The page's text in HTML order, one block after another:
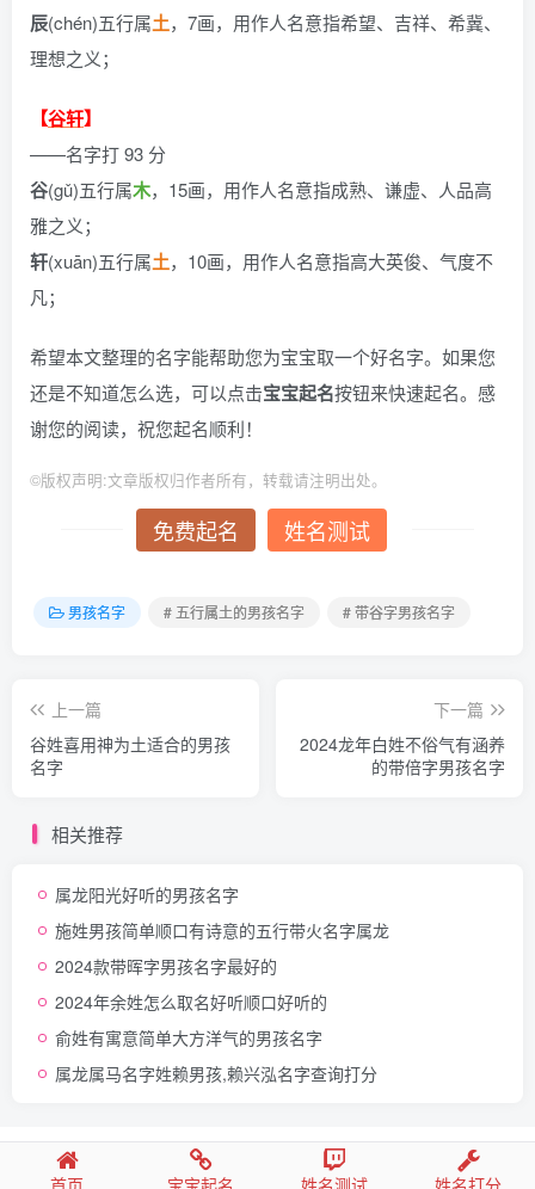
辰(chén)五行属土，7画，用作人名意指希望、吉祥、希冀、
理想之义；
【谷轩】
——名字打 93 分
谷(gǔ)五行属木，15画，用作人名意指成熟、谦虚、人品高
雅之义；
轩(xuān)五行属土，10画，用作人名意指高大英俊、气度不
凡；
希望本文整理的名字能帮助您为宝宝取一个好名字。如果您
还是不知道怎么选，可以点击宝宝起名按钮来快速起名。感
谢您的阅读，祝您起名顺利！
©版权声明:文章版权归作者所有，转载请注明出处。
免费起名 姓名测试
男孩名字 # 五行属土的男孩名字 # 带谷字男孩名字
上一篇
谷姓喜用神为土适合的男孩
名字
下一篇
2024龙年白姓不俗气有涵养
的带倍字男孩名字
相关推荐
属龙阳光好听的男孩名字
施姓男孩简单顺口有诗意的五行带火名字属龙
2024款带晖字男孩名字最好的
2024年余姓怎么取名好听顺口好听的
俞姓有寓意简单大方洋气的男孩名字
属龙属马名字姓赖男孩,赖兴泓名字查询打分
赐子千金,不如教子一艺。教子一艺,不如赐子一名！Copyright
好名字取名网 · 鲁ICP备2022007123号
首页 宝宝起名 姓名测试 姓名打分